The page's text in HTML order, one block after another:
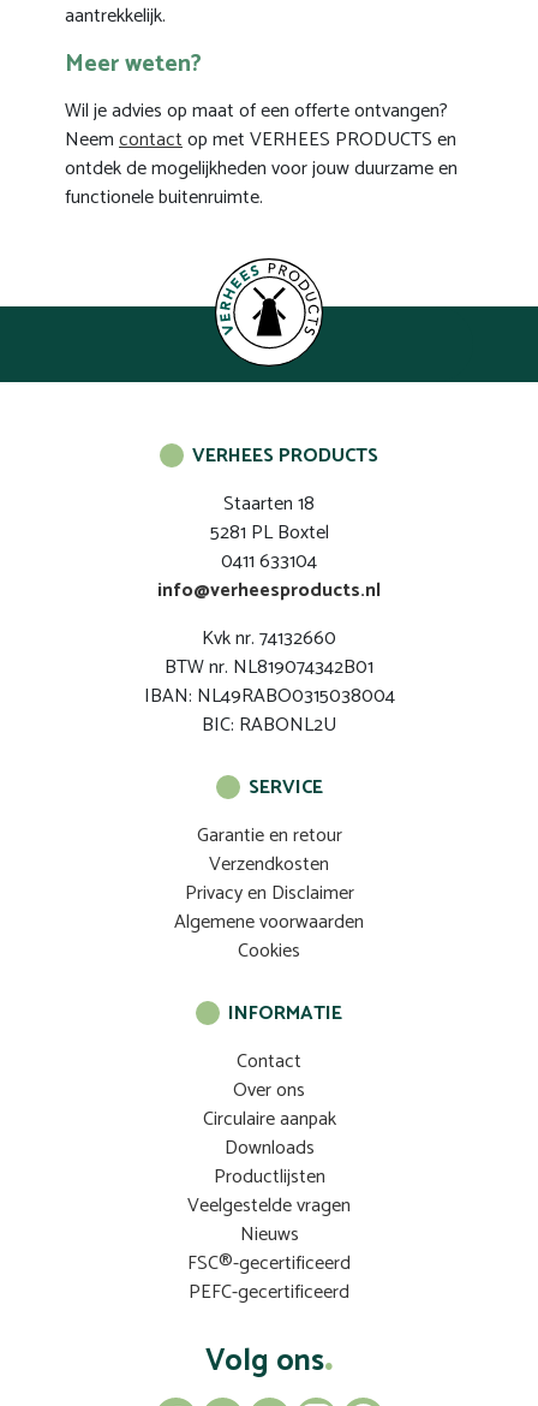
aantrekkelijk.
Meer weten?
Wil je advies op maat of een offerte ontvangen?
Neemcontactop met VERHEES PRODUCTS en
ontdek de mogelijkheden voor jouw duurzame en
functionele buitenruimte.
VERHEES PRODUCTS
Staarten 18
5281 PL Boxtel
0411 633104
info@verheesproducts.nl
Kvk nr. 74132660
BTW nr. NL819074342B01
IBAN: NL49RABO0315038004
BIC: RABONL2U
SERVICE
Garantie en retour
Verzendkosten
Privacy en Disclaimer
Algemene voorwaarden
Cookies
INFORMATIE
Contact
Over ons
Circulaire aanpak
Downloads
Productlijsten
Veelgestelde vragen
Nieuws
FSC®-gecertificeerd
PEFC-gecertificeerd
Volg ons